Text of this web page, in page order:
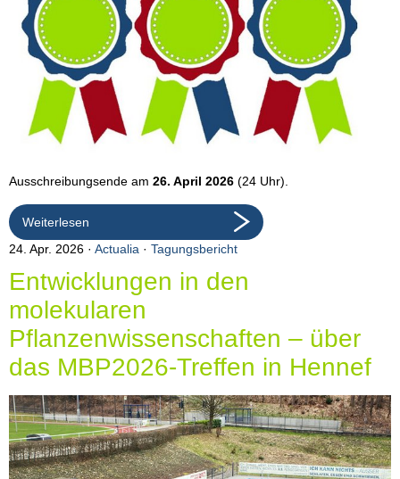
Ausschreibungsende am 26. April 2026 (24 Uhr).
Weiterlesen
24. Apr. 2026
Actualia · Tagungsbericht
Entwicklungen in den
molekularen
Pflanzenwissenschaften – über
das MBP2026-Treffen in Hennef